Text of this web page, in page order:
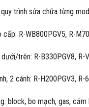
trình sửa chữa từng
R-WB800PGV5, R-
trên: R-B330PGV8, R-
2 cánh: R-H200PGV3, R-
block, bo mạch, gas, cảm